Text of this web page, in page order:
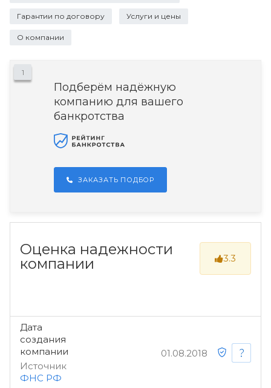
Гарантии по договору Услуги и цены
О компании
1
Подберём надёжную
компанию для вашего
банкротства
ЗАКАЗАТЬ ПОДБОР
Оценка надежности
компании
3.3
Дата
создания
компании
Источник
ФНС РФ
01.08.2018